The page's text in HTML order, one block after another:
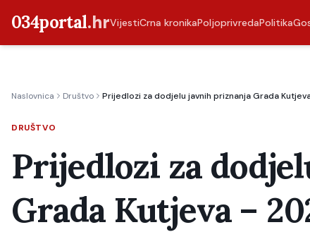
034portal.hrVijestiCrna kronikaPoljoprivredaPolitika
Naslovnica Društvo Prijedlozi za dodjelu javnih priznanja Grada
DRUŠTVO
Prijedlozi za
Grada Kutjeva –